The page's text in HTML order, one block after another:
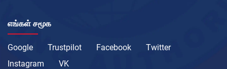
எங்கள் சமூக
Google Trustpilot Facebook
Twitter
Instagram
VK